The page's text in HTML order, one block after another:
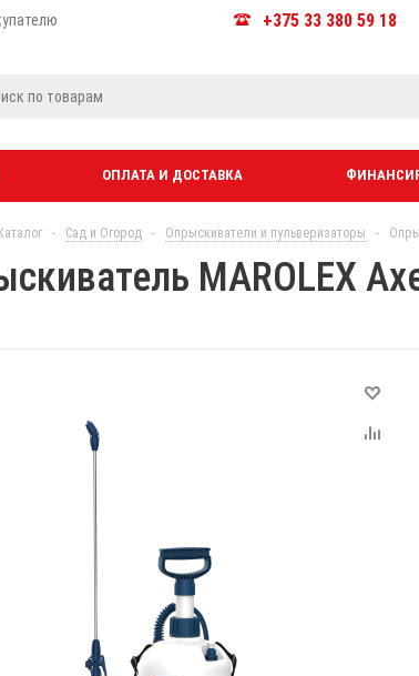
+375 33 380 59 18
ОПЛАТА И ДОСТАВКА
Каталог - Сад и Огород - Опрыскиватели и пульверизаторы -
MAROLEX